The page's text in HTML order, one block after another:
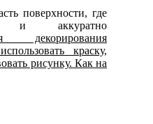
поверхности, где
и аккуратно
краску,
рисунку. Как на